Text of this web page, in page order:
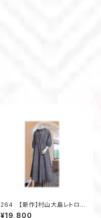
264 【新作】村山大島レトロな
衿のワンピース（紫・小花柄）
¥19,800